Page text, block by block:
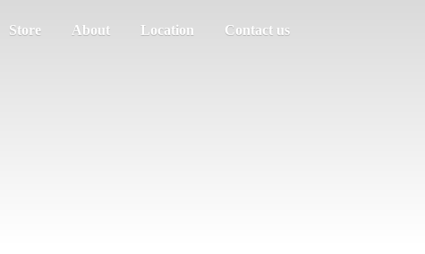
Store About Location Contact us